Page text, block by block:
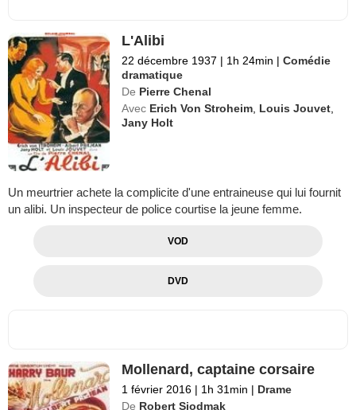
L'Alibi
22 décembre 1937 | 1h 24min | Comédie
dramatique
De Pierre Chenal
Avec Erich Von Stroheim, Louis Jouvet,
Jany Holt
Un meurtrier achete la complicite d'une entraineuse qui lui fournit
un alibi. Un inspecteur de police courtise la jeune femme.
VOD
DVD
Mollenard, captaine corsaire
1 février 2016 | 1h 31min | Drame
De Robert Siodmak